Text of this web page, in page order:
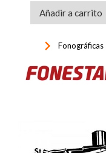
Añadir a carrito
keyboard_arrow_right Fonográficas